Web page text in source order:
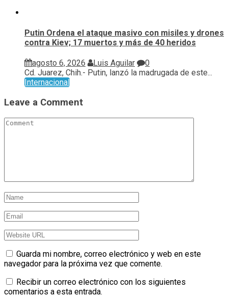
Putin Ordena el ataque masivo con misiles y drones
contra Kiev; 17 muertos y más de 40 heridos
agosto 6, 2026 Luis Aguilar
0
Cd. Juarez, Chih.- Putin, lanzó la madrugada de este...
Internacional
Leave a Comment
Guarda mi nombre, correo electrónico y web en este
navegador para la próxima vez que comente.
Recibir un correo electrónico con los siguientes
comentarios a esta entrada.